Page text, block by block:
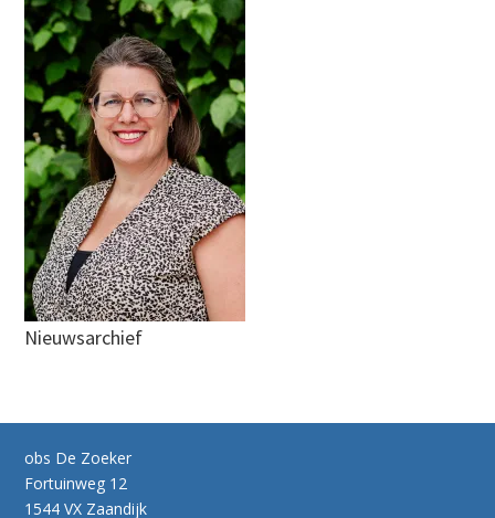
Nieuwsarchief
obs De Zoeker
Fortuinweg 12
1544 VX Zaandijk